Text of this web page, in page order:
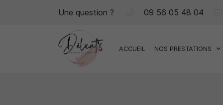
Une question ? 09 56 05 48 04
ACCUEIL NOS PRESTATIONS
41330 La Chapelle Vendomoise
09 56 05 48 04